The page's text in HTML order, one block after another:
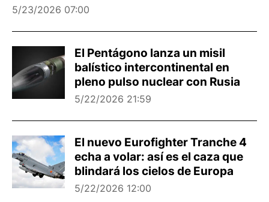
5/23/2026 07:00
El Pentágono lanza un misil
balístico intercontinental en
pleno pulso nuclear con Rusia
5/22/2026 21:59
El nuevo Eurofighter Tranche 4
echa a volar: así es el caza que
blindará los cielos de Europa
5/22/2026 12:00